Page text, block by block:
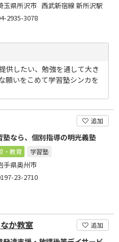
玉県所沢市 西武新宿線 新所沢駅
2935-3078
供したい、勉強を通して大き
願いをこめて学習塾シンカを
追加
塾なら、個別指導の明光義塾
・教育 学習塾
手県奥州市
23-2710
か教室 追加